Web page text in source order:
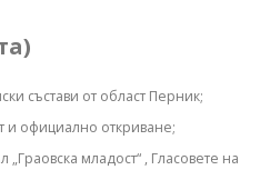
състави от област Перник;
и официално откриване;
„Граовска младост“ , Гласовете на